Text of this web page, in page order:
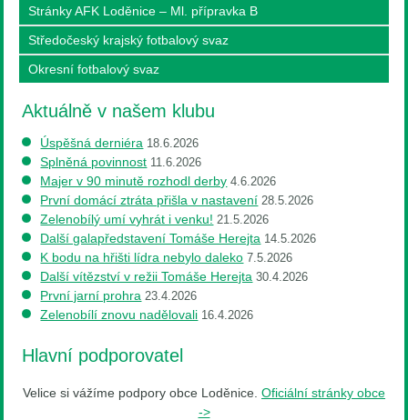
Stránky AFK Loděnice – Ml. přípravka B
Středočeský krajský fotbalový svaz
Okresní fotbalový svaz
Aktuálně v našem klubu
Úspěšná derniéra 18.6.2026
Splněná povinnost 11.6.2026
Majer v 90 minutě rozhodl derby 4.6.2026
První domácí ztráta přišla v nastavení 28.5.2026
Zelenobílý umí vyhrát i venku! 21.5.2026
Další galapředstavení Tomáše Herejta 14.5.2026
K bodu na hřišti lídra nebylo daleko 7.5.2026
Další vítězství v režii Tomáše Herejta 30.4.2026
První jarní prohra 23.4.2026
Zelenobílí znovu nadělovali 16.4.2026
Hlavní podporovatel
Velice si vážíme podpory obce Loděnice. Oficiální stránky obce
->